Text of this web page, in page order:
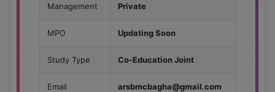
Management Private
MPO Updating Soon
Study Type Co-Education Joint
Email arsbmcbagha@gmail.com